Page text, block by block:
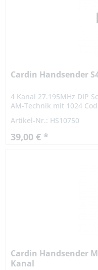
Cardin Handsender
4 Kanal 27.195MHz DIP
AM-Technik mit 1024
Benutzer...
Artikel-Nr.: HS10750
39,00 € *
Cardin Handsender
Kanal